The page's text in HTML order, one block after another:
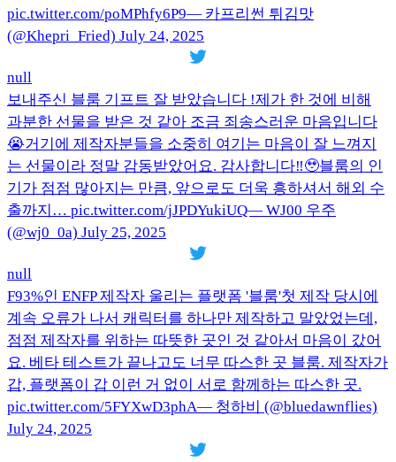
pic.twitter.com/poMPhfy6P9— 카프리썬 튀김맛
(@Khepri_Fried) July 24, 2025
null
보내주신 블룸 기프트 잘 받았습니다 !제가 한 것에 비해
과분한 선물을 받은 것 같아 조금 죄송스러운 마음입니다
😭거기에 제작자분들을 소중히 여기는 마음이 잘 느껴지
는 선물이라 정말 감동받았어요. 감사합니다‼️🥹블룸의 인
기가 점점 많아지는 만큼, 앞으로도 더욱 흥하셔서 해외 수
출까지… pic.twitter.com/jJPDYukiUQ— WJ00 우주
(@wj0_0a) July 25, 2025
null
F93%인 ENFP 제작자 울리는 플랫폼 '블룸'첫 제작 당시에
계속 오류가 나서 캐릭터를 하나만 제작하고 말았었는데,
점점 제작자를 위하는 따뜻한 곳인 것 같아서 마음이 갔어
요. 베타 테스트가 끝나고도 너무 따스한 곳 블룸. 제작자가
갑, 플랫폼이 갑 이런 거 없이 서로 함께하는 따스한 곳.
pic.twitter.com/5FYXwD3phA— 청하비 (@bluedawnflies)
July 24, 2025